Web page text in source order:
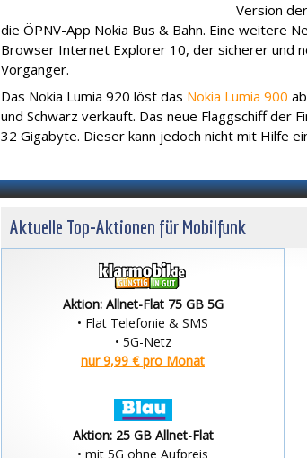
Version
die ÖPNV-App Nokia Bus & Bahn. Eine weitere
Browser Internet Explorer 10, der sicherer und
Vorgänger.
Das Nokia Lumia 920 löst das Nokia Lumia 900
und Schwarz verkauft. Das neue Flaggschiff der
32 Gigabyte. Dieser kann jedoch nicht mit Hilfe
Aktuelle Top-Aktionen für Mobilfunk
Aktion: Allnet-Flat 75 GB 5G
• Flat Telefonie & SMS
• 5G-Netz
nur 9,99 € pro Monat
Aktion: 25 GB Allnet-Flat
• mit 5G ohne Aufpreis